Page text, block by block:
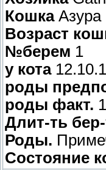
КошкаАзура
Возраст
№берем 1
у кота
роды
роды факт.
Длит-ть
Роды.
Состояние